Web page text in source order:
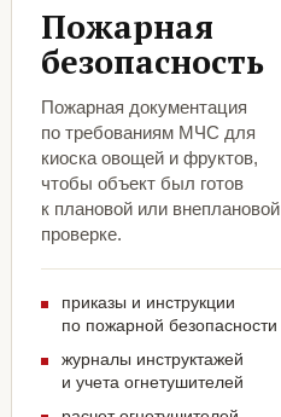
Пожарная
безопасность
Пожарная документация
по требованиям МЧС для
киоска овощей и фруктов,
чтобы объект был готов
к плановой или внеплановой
проверке.
приказы и инструкции
по пожарной безопасности
журналы инструктажей
и учета огнетушителей